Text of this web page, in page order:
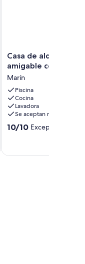
Casa
de
alquiler
turistico
amigable
con
mascotas
Marín
Casa de alquiler
amigable con
Marín
Piscina
Cocina
Lavadora
Se aceptan mascotas
10.0
Excepcional,
10/10 Excepcional